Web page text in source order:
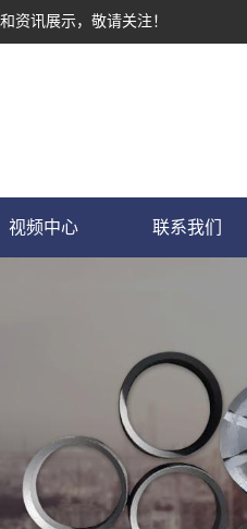
资讯展示，敬请关注！
视频中心 联系我们